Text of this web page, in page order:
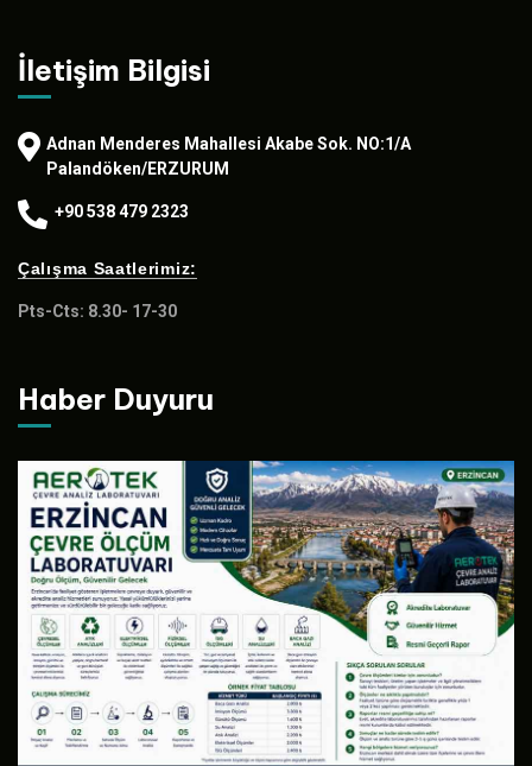
İletişim Bilgisi
Adnan Menderes Mahallesi Akabe Sok. NO:1/A
Palandöken/ERZURUM
+90 538 479 2323
Çalışma Saatlerimiz:
Pts-Cts: 8.30- 17-30
Haber Duyuru